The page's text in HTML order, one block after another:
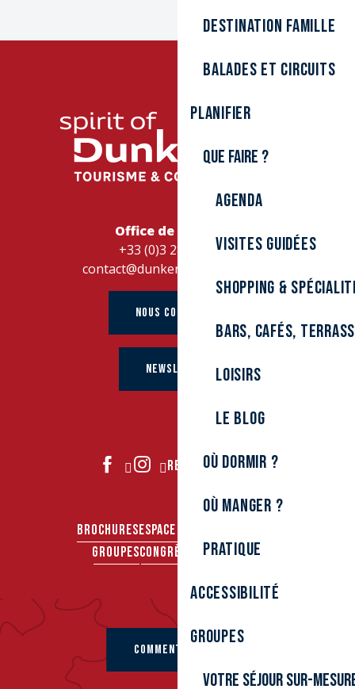
Destination Famille
Balades et circuits
Planifier
Que faire ?
Agenda
Visites guidées
Shopping &
Bars, cafés,
Loisirs
Le Blog
Où dormir ?
Où manger ?
Pratique
Accessibilité
Groupes
Votre séjour sur-
Office de Tourisme
+33 (0)3 28 26 27 28
contact@dunkerque-tourisme.fr
NOUS CONTACTER
NEWSLETTER
REJOIGNEZ-NOUS
BROCHURESESPACE PRO
GROUPESCONGRÈS & SÉMINAIRES
COMMENT VENIR ?